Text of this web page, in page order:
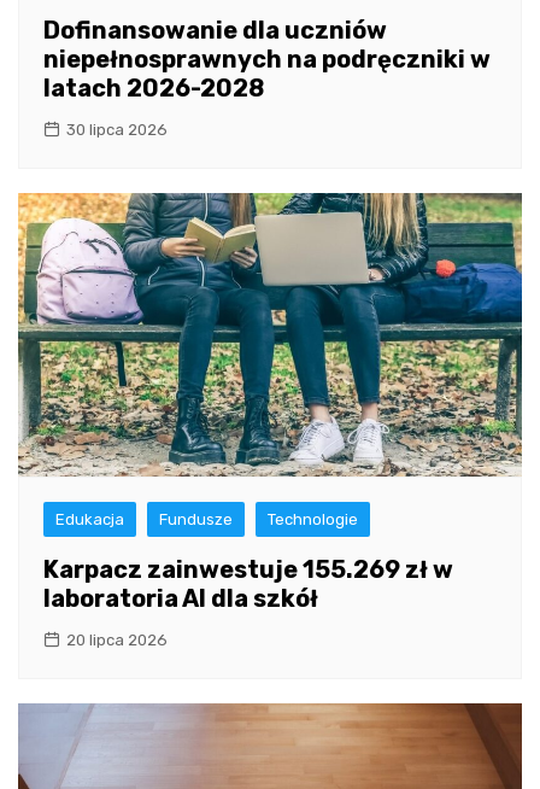
Dofinansowanie dla uczniów
niepełnosprawnych na podręczniki w
latach 2026-2028
30 lipca 2026
Edukacja Fundusze Technologie
Karpacz zainwestuje 155.269 zł w
laboratoria AI dla szkół
20 lipca 2026